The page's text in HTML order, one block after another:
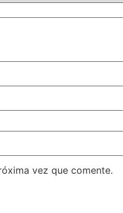
vez que comente.